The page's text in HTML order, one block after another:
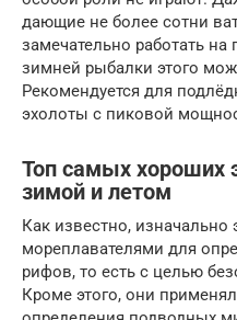
дающие не более сотни
замечательно работать
зимней рыбалки этого
Рекомендуется для
эхолоты с пиковой
Топ самых хороших
зимой и летом
Как известно,
мореплавателями для
рифов, то есть с целью
Кроме этого, они